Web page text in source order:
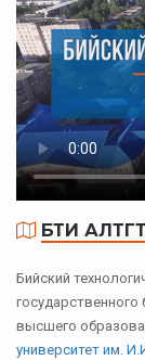
БТИ
Бийский
высшего
университет им.